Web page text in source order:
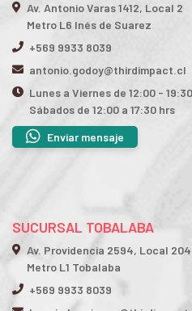
Av. Antonio Varas 1412, Local 2
Metro L6 Inés de Suarez
+569 9933 8039
antonio.godoy@thirdimpact.cl
Lunes a Viernes de 12:00 -
Sábados de 12:00 a 17:30 hrs
Enviar mensaje
SUCURSAL TOBALABA
Av. Providencia 2594, Local 204
Metro L1 Tobalaba
+569 9933 8039